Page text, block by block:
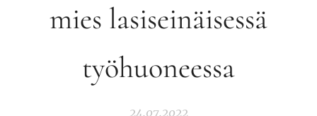
mies lasiseinäisessä
työhuoneessa
24.07.2022